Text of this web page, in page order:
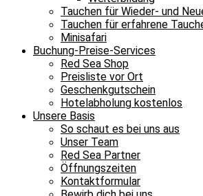
Tauchen für Wieder- und
Tauchen für erfahrene
Minisafari
Buchung-Preise-Services
Red Sea Shop
Preisliste vor Ort
Geschenkgutschein
Hotelabholung kostenlos
Unsere Basis
So schaut es bei uns aus
Unser Team
Red Sea Partner
Öffnungszeiten
Kontaktformular